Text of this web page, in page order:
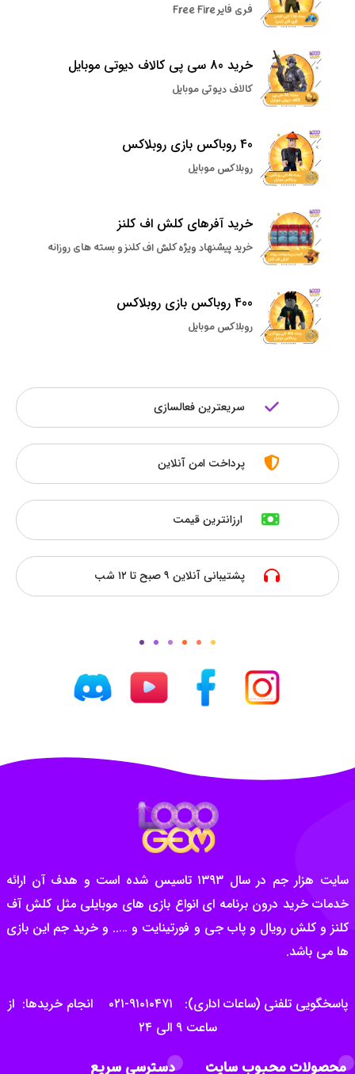
فری فایر Free Fire
خرید 80 سی پی کالاف دیوتی موبایل
کالاف دیوتی موبایل
40 روباکس بازی روبلاکس
روبلاکس موبایل
خرید آفرهای کلش اف کلنز
خرید پیشنهاد ویژه کلش اف کلنز و بسته های روزانه
400 روباکس بازی روبلاکس
روبلاکس موبایل
سریعترین فعالسازی
پرداخت امن آنلاین
ارزانترین قیمت
پشتیبانی آنلاین ۹ صبح تا ۱۲ شب
سایت هزار جم در سال ۱۳۹۳ تاسیس شده است و هدف آن ارائه
خدمات خرید درون برنامه ای انواع بازی های موبایلی مثل کلش آف
کلنز و کلش رویال و پاب جی و فورتینایت و ….. و خرید جم این بازی
ها می باشد.
پاسخگویی تلفنی (ساعات اداری): ۹۱۰۱۰۴۷۱-۰۲۱ انجام خریدها: از
ساعت ۹ الی ۲۴
محصولات محبوب سایت دسترسی سریع